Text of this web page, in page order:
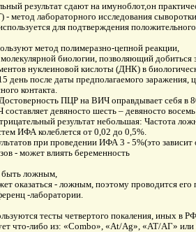
результат сдают на имуноблот,он
лабораторного исследования сыворотки
для подтверждения
метод полимеразно-цепной реакции,
биологии, позволяющий добиться
нуклеиновой кислоты (ДНК) в
после даты предполагаемого заражения,
контакта.
ПЦР на ВИЧ оправдывает себя в
девяносто шесть – девяносто
результат небольшая: Частота
ИФА колеблется от 0,02 до 0,5%.
при проведении ИФА 3 - 5%(это зависит
- может влиять беременность
быть ложным,
оказаться - ложным, поэтому проводится
-лаборатории.
тесты четвертого покаления, иных в
что-либо из: «Combo», «At/Ag», «АТ/АГ»